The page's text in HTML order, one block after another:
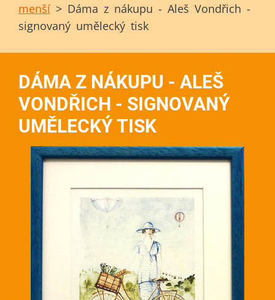
menší > Dáma z nákupu - Aleš Vondřich -
signovaný umělecký tisk
DÁMA Z NÁKUPU - ALEŠ
VONDŘICH - SIGNOVANÝ
UMĚLECKÝ TISK